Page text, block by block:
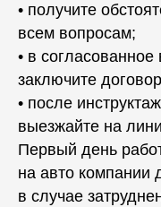
• получите
всем вопросам;
• в
заключите
• после
выезжайте на
Первый день
на авто компании
в случае